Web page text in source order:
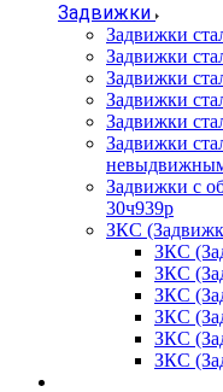
Задвижки
Задвижки
Задвижки
Задвижки
Задвижки
Задвижки
Задвижки
Задвижки с
30ч939р
ЗКС
ЗКС
ЗКС
ЗКС
ЗКС
ЗКС
ЗКС